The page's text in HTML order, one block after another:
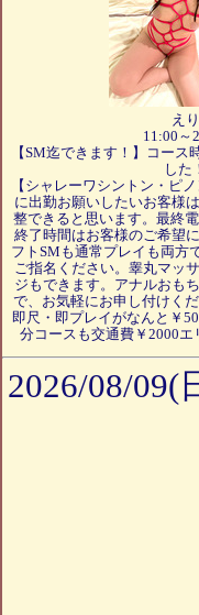
えり
11:00～
【SM迄できます！】コース
した
【シャレーワシントン・ピ
に出勤お願いしたいお客様
整できると思います。最終
終了時間はお客様のご希望
フトSMも通常プレイも両方
ご指名ください。睾丸マッ
ジもできます。アナルおも
で、お気軽にお申し付けく
即尺・即プレイがなんと￥
分コースも交通費￥2000エ
2026/08/09(